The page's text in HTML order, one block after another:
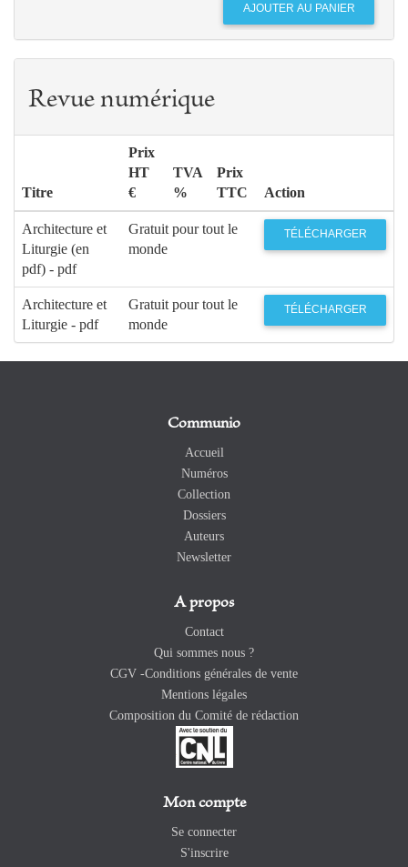
Revue numérique
Titre
Prix
HT
€
TVA
%
Prix
TTC
Action
Architecture et
Liturgie (en
pdf) - pdf
Gratuit pour tout le
monde
TÉLÉCHARGER
Architecture et
Liturgie - pdf
Gratuit pour tout le
monde
TÉLÉCHARGER
Communio
Accueil
Numéros
Collection
Dossiers
Auteurs
Newsletter
A propos
Contact
Qui sommes nous ?
CGV -Conditions générales de vente
Mentions légales
Composition du Comité de rédaction
Mon compte
Se connecter
S'inscrire